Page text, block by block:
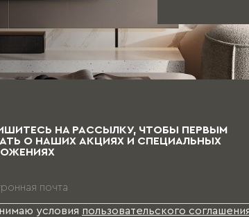
НА РАССЫЛКУ, ЧТОБЫ ПЕРВЫМ
О НАШИХ АКЦИЯХ И СПЕЦИАЛЬНЫХ
условия пользовательского